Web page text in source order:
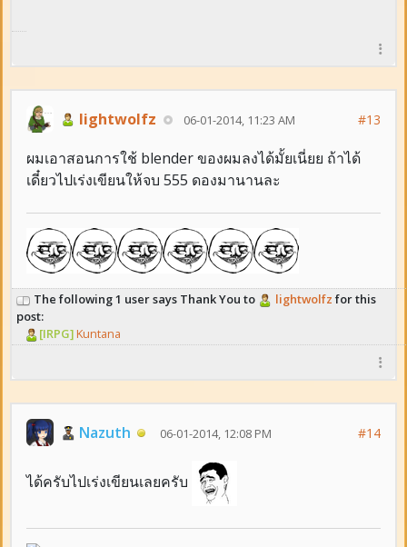
lightwolfz 06-01-2014, 11:23 AM #13
ผมเอาสอนการใช้ blender ของผมลงได้มั้ยเนี่ยย ถ้าได้
เดี๋ยวไปเร่งเขียนให้จบ 555 ดองมานานละ
The following 1 user says Thank You to lightwolfz for this
post:
[IRPG]Kuntana
Nazuth 06-01-2014, 12:08 PM #14
ได้ครับไปเร่งเขียนเลยครับ